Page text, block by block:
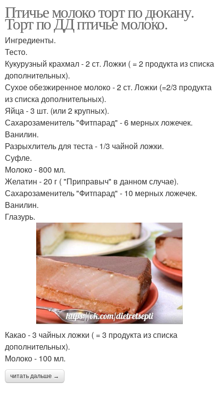
Птичье молоко торт по дюкану.
Торт по ДД птичье молоко.
Ингредиенты.
Тесто.
Кукурузный крахмал - 2 ст. Ложки ( = 2 продукта из списка
дополнительных).
Сухое обезжиренное молоко - 2 ст. Ложки (=2/3 продукта
из списка дополнительных).
Яйца - 3 шт. (или 2 крупных).
Сахарозаменитель "Фитпарад" - 6 мерных ложечек.
Ванилин.
Разрыхлитель для теста - 1/3 чайной ложки.
Суфле.
Молоко - 800 мл.
Желатин - 20 г ( "Приправыч" в данном случае).
Сахарозаменитель "Фитпарад" - 10 мерных ложечек.
Ванилин.
Глазурь.
Какао - 3 чайных ложки ( = 3 продукта из списка
дополнительных).
Молоко - 100 мл.
читать дальше →